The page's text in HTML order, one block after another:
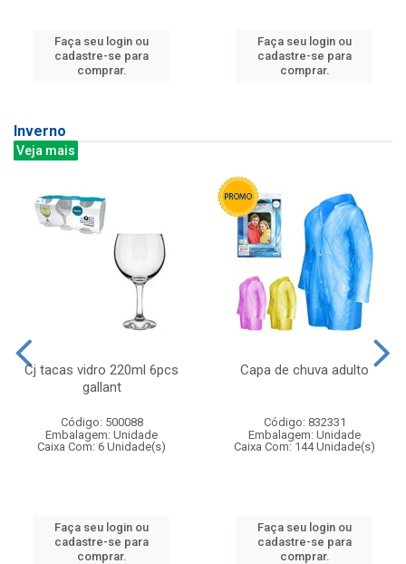
Faça seu login ou
cadastre-se para
comprar.
Faça seu login ou
cadastre-se para
comprar.
Inverno
Veja mais
Cj tacas vidro 220ml 6pcs
gallant
Código: 500088
Embalagem: Unidade
Caixa Com: 6 Unidade(s)
Faça seu login ou
cadastre-se para
comprar.
Capa de chuva adulto
Código: 832331
Embalagem: Unidade
Caixa Com: 144 Unidade(s)
Faça seu login ou
cadastre-se para
comprar.